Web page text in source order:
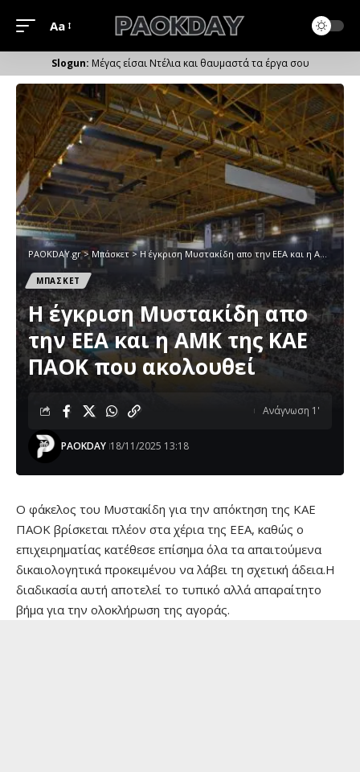
Μέγεθος
Γραμματοσειράς
Aa
Μέγας είσαι Ντέλια και θαυμαστά τα έργα σου
PAOKDAY.gr> Μπάσκετ>Η έγκριση Μυστακίδη απο την ΕΕΑ και η ΑΜΚ της ΚΑΕ ΠΑΟΚ που ακολουθεί
ΜΠΑΣΚΕΤ
Η έγκριση Μυστακίδη απο
την ΕΕΑ και η ΑΜΚ της ΚΑΕ
ΠΑΟΚ που ακολουθεί
PAOKDAY 18/11/2025 13:18
Ανάγνωση 1'
Ο φάκελος του Μυστακίδη για την απόκτηση της ΚΑΕ
ΠΑΟΚ βρίσκεται πλέον στα χέρια της ΕΕΑ, καθώς ο
επιχειρηματίας κατέθεσε επίσημα όλα τα απαιτούμενα
δικαιολογητικά προκειμένου να λάβει τη σχετική άδεια.Η
διαδικασία αυτή αποτελεί το τυπικό αλλά απαραίτητο
βήμα για την ολοκλήρωση της αγοράς.